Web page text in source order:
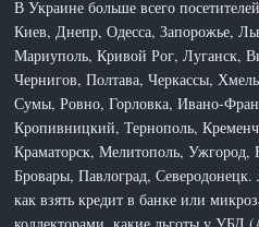
В Украине больше всего
Киев, Днепр, Одесса, Запорожье,
Мариуполь, Кривой Рог, Луганск,
Чернигов, Полтава, Черкассы,
Сумы, Ровно, Горловка, Ивано-
Кропивницкий, Тернополь,
Краматорск, Мелитополь, Ужгород,
Бровары, Павлоград,
как взять кредит в банке или